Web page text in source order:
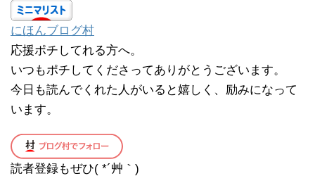
にほんブログ村
応援ポチしてれる方へ。
いつもポチしてくださってありがとうございます。
今日も読んでくれた人がいると嬉しく、励みになって
います。
読者登録もぜひ( *´艸｀)